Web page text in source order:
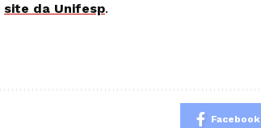
site da Unifesp.
Facebook